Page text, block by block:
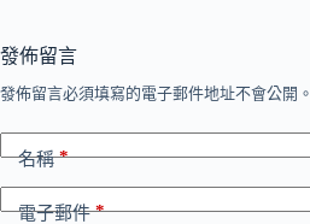
發佈留言
發佈留言必須填寫的電子郵件地址不會公開。
名稱*
電子郵件*